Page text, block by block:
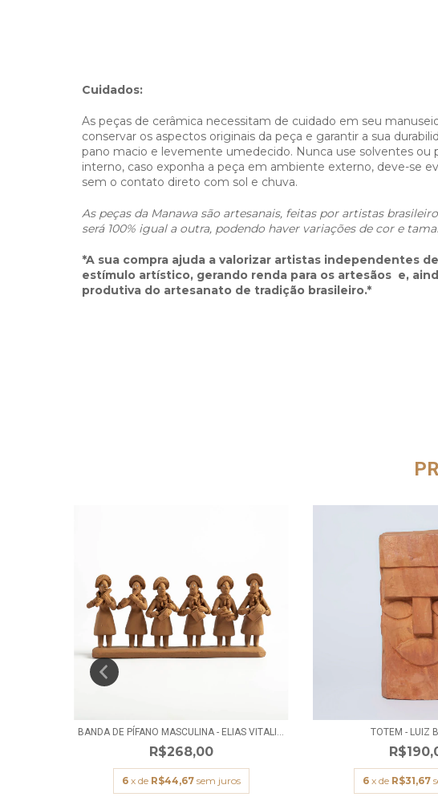
Cuidados:
As peças de cerâmica necessitam de cuidado em seu
conservar os aspectos originais da peça e garantir a sua
pano macio e levemente umedecido. Nunca use solventes ou
interno, caso exponha a peça em ambiente externo, deve-se
sem o contato direto com sol e chuva.
As peças da Manawa são artesanais, feitas por artistas
será 100% igual a outra, podendo haver variações de cor e
*A sua compra ajuda a valorizar artistas independentes
estímulo artístico, gerando renda para os artesãos e,
produtiva do artesanato de tradição brasileiro.*
BANDA DE PÍFANO MASCULINA - ELIAS VITALI...
R$268,00
6 x de R$44,67 sem juros
TOTEM - LUIZ
6 x de R$31,67